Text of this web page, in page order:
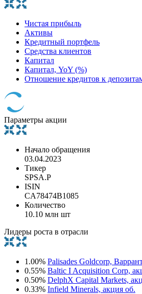
Чистая прибыль
Активы
Кредитный портфель
Средства клиентов
Капитал
Капитал, YoY (%)
Отношение кредитов к
Параметры акции
Начало обращения
03.04.2023
Тикер
SPSA.P
ISIN
CA78474B1085
Количество
10.10 млн шт
Лидеры роста в отрасли
1.00% Palisades Goldcorp,
0.55% Baltic I Acquisition Corp,
0.50% DelphX Capital Markets,
0.33% Infield Minerals, акция об.